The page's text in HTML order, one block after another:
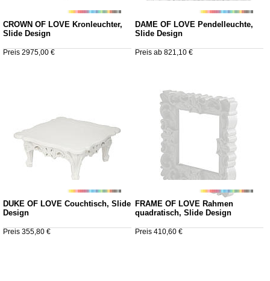
CROWN OF LOVE Kronleuchter,
Slide Design
Preis 2975,00 €
DAME OF LOVE Pendelleuchte,
Slide Design
Preis ab 821,10 €
DUKE OF LOVE Couchtisch, Slide
Design
Preis 355,80 €
FRAME OF LOVE Rahmen
quadratisch, Slide Design
Preis 410,60 €